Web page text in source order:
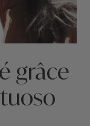
grâce